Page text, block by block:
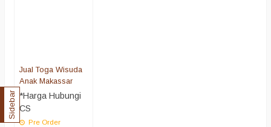
Jual Toga Wisuda
Anak Makassar
*Harga Hubungi
CS
Pre Order
Sidebar